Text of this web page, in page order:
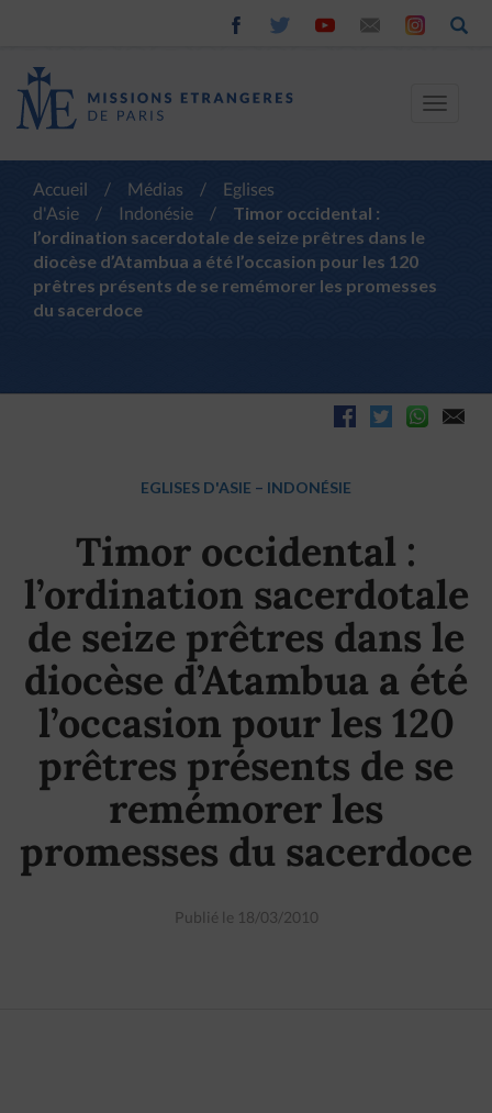
Toggle
Accueil / Médias /
Eglises
d'Asie
/ Indonésie /
Timor occidental :
l’ordination sacerdotale de seize prêtres dans le
diocèse d’Atambua a été l’occasion pour les 120
prêtres présents de se remémorer les promesses
du sacerdoce
EGLISES D'ASIE – INDONÉSIE
Timor occidental :
l’ordination sacerdotale
de seize prêtres dans le
diocèse d’Atambua a été
l’occasion pour les 120
prêtres présents de se
remémorer les
promesses du sacerdoce
Publié le 18/03/2010